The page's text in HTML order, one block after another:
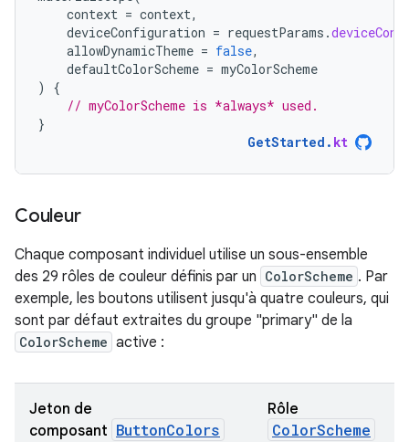
context = context,
deviceConfiguration = requestParams .
allowDynamicTheme = false,
defaultColorScheme = myColorScheme
)
{
// myColorScheme is *always* used.
}
GetStarted . kt
Couleur
Chaque composant individuel utilise un sous-ensemble
des 29 rôles de couleur définis par un ColorScheme . Par
exemple, les boutons utilisent jusqu'à quatre couleurs, qui
sont par défaut extraites du groupe "primary" de la
ColorScheme active :
Jeton de
composant ButtonColors
Rôle
ColorScheme